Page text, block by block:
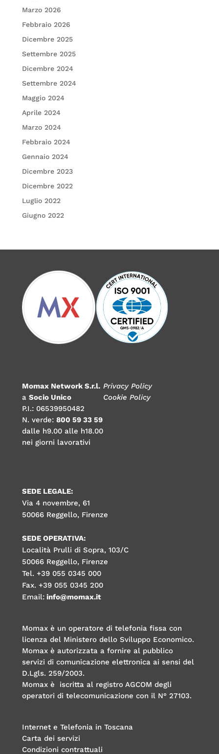
Marzo 2026
Febbraio 2026
Dicembre 2025
Settembre 2025
Dicembre 2024
Settembre 2024
Maggio 2024
Aprile 2024
Marzo 2024
Febbraio 2024
Gennaio 2024
Dicembre 2023
Dicembre 2022
Luglio 2022
Giugno 2022
Momax Network S.r.l.
a Socio Unico
P.I.: 06539950482
N. verde: 800 59 33 59
dalle h9.00 alle h18.00
nei giorni lavorativi
Privacy Policy
Cookie Policy
SEDE LEGALE:
Via 4 novembre, 61
50066 Reggello, Firenze
SEDE OPERATIVA:
Località Prulli di Sopra, 103/C
50066 Reggello, Firenze
Tel. +39 055 0345 000
Fax. +39 055 0345 200
Email: info@momax.it
Momax è un operatore di telefonia fissa con
licenza del Ministero dello Sviluppo Economico.
Momax è autorizzata a fornire al pubblico
servizi di comunicazione elettronica ai sensi del
D.Lgls. 259/2003.
Momax è iscritta al registro AGCOM degli
operatori di telecomunicazione con il N° 27103.
Internet e Telefonia in Toscana
Carta dei servizi
Condizioni contrattuali